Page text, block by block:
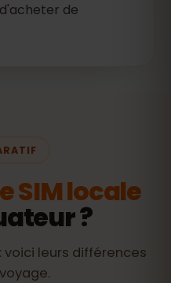
de
SIM locale
?
voici leurs différences